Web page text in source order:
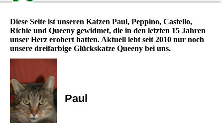
Diese Seite ist unseren Katzen Paul, Peppino, Castello,
Richie und Queeny gewidmet, die in den letzten 15 Jahren
unser Herz erobert hatten. Aktuell lebt seit 2010 nur noch
unsere dreifarbige Glückskatze Queeny bei uns.
Paul